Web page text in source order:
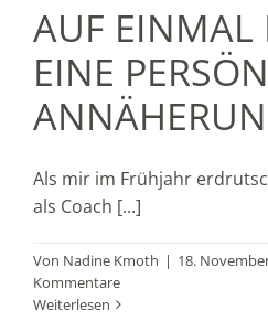
AUF EINMAL
EINE
Als mir im Frühjahr
als Coach [...]
Von Nadine Kmoth | 18.
Kommentare
Weiterlesen